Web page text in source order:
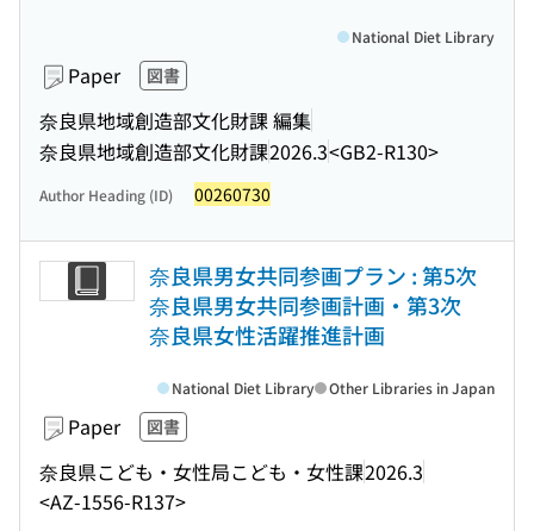
Paper 図書
奈良県地域創造部文化財課 編集
奈良県地域創造部文化財課2026.3<GB2-R130>
National Diet Library
Author Heading (ID) 00260730
奈良県男女共同参画プラン : 第5次
奈良県男女共同参画計画・第3次
奈良県女性活躍推進計画
Paper 図書
奈良県こども・女性局こども・女性課2026.3
<AZ-1556-R137>
National Diet Library Other Libraries in Japan